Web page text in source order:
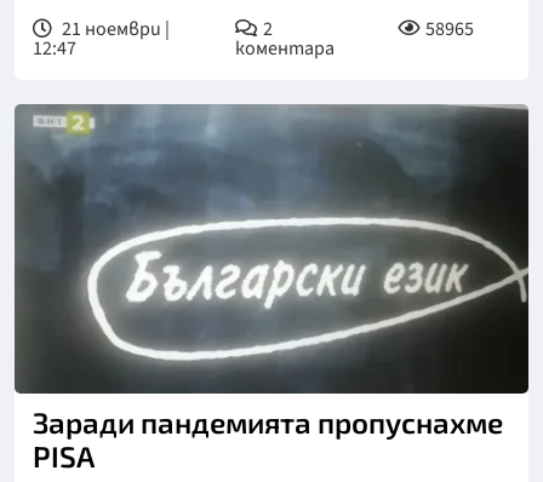
21 ноември |
12:47
2
коментара
58965
Заради пандемията пропуснахме
PISA